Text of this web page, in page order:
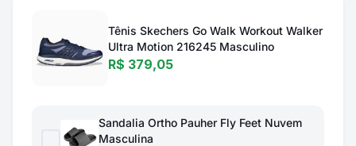
Tênis Skechers Go Walk Workout Walker
Ultra Motion 216245 Masculino
R$ 379,05
Sandalia Ortho Pauher Fly Feet Nuvem
Masculina